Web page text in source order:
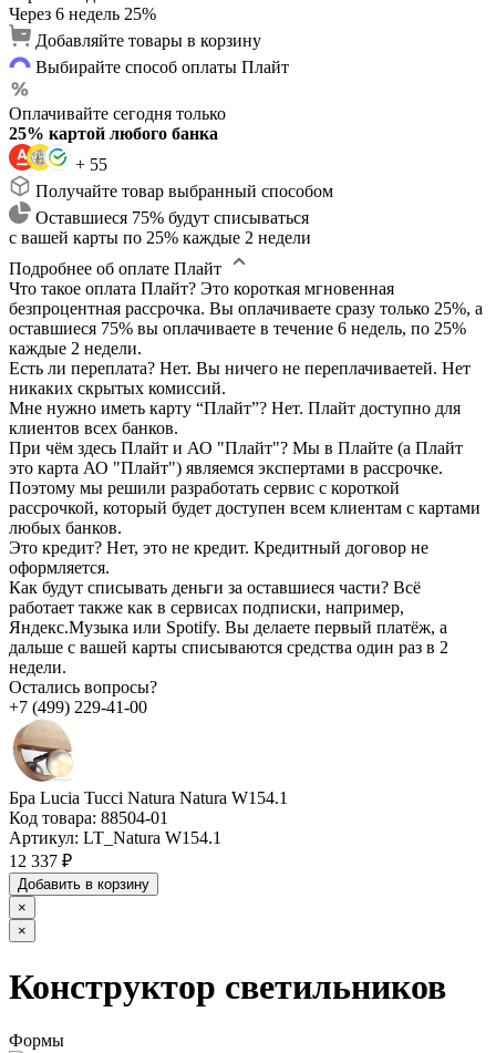
Через 6 недель 25%
Добавляйте товары в корзину
Выбирайте способ оплаты Плайт
Оплачивайте сегодня только
25% картой любого банка
+ 55
Получайте товар выбранный способом
Оставшиеся 75% будут списываться
с вашей карты по 25% каждые 2 недели
Подробнее об оплате Плайт
Что такое оплата Плайт? Это короткая мгновенная
безпроцентная рассрочка. Вы оплачиваете сразу только 25%, а
оставшиеся 75% вы оплачиваете в течение 6 недель, по 25%
каждые 2 недели.
Есть ли переплата? Нет. Вы ничего не переплачиваетей. Нет
никаких скрытых комиссий.
Мне нужно иметь карту “Плайт”? Нет. Плайт доступно для
клиентов всех банков.
При чём здесь Плайт и АО "Плайт"? Мы в Плайте (а Плайт
это карта АО "Плайт") являемся экспертами в рассрочке.
Поэтому мы решили разработать сервис с короткой
рассрочкой, который будет доступен всем клиентам с картами
любых банков.
Это кредит? Нет, это не кредит. Кредитный договор не
оформляется.
Как будут списывать деньги за оставшиеся части? Всё
работает также как в сервисах подписки, например,
Яндекс.Музыка или Spotify. Вы делаете первый платёж, а
дальше с вашей карты списываются средства один раз в 2
недели.
Остались вопросы?
+7 (499) 229-41-00
Бра Lucia Tucci Natura Natura W154.1
Код товара: 88504-01
Артикул: LT_Natura W154.1
12 337 ₽
Добавить в корзину
×
×
Конструктор светильников
Формы